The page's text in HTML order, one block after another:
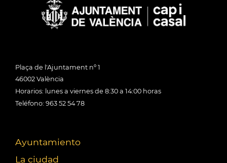
Plaça de l'Ajuntament nº 1
46002 València
Horarios: lunes a viernes de 8:30 a 14:00 horas
Teléfono: 963 52 54 78
Ayuntamiento
La ciudad